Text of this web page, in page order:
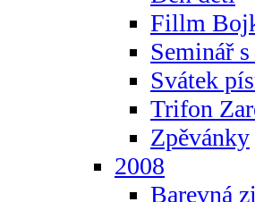
Fillm
Seminář
Svátek
Trifon
Zpěvánky
2008
Barevná